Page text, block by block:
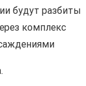
будут разбиты
комплекс